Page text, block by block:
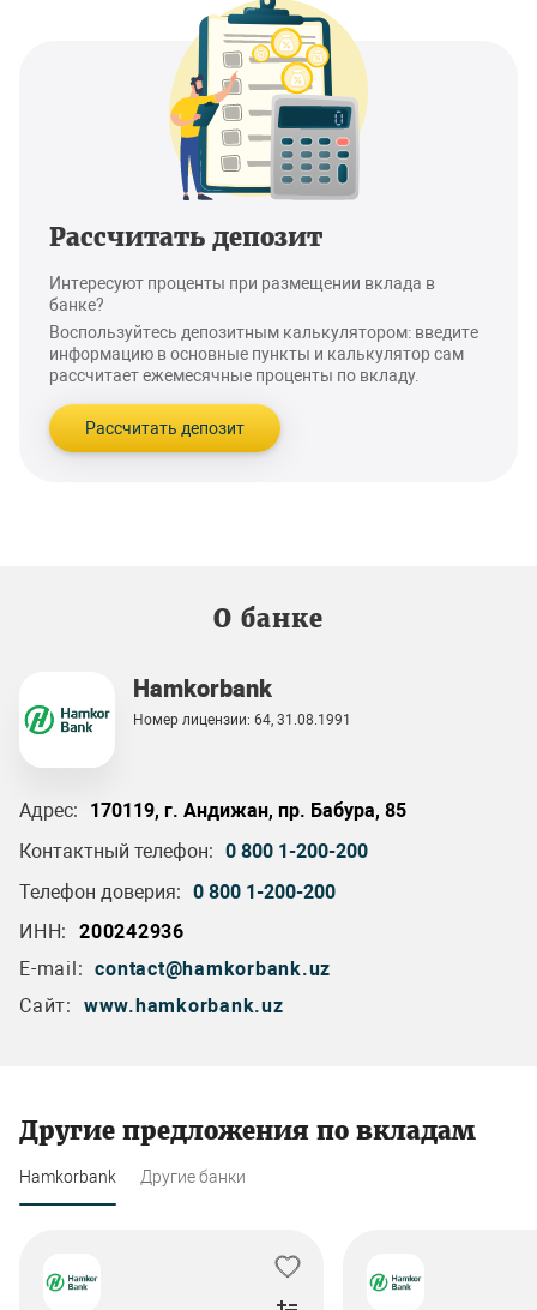
Рассчитать депозит
Интересуют проценты при размещении вклада в
банке?
Воспользуйтесь депозитным калькулятором: введите
информацию в основные пункты и калькулятор сам
рассчитает ежемесячные проценты по вкладу.
Рассчитать депозит
О банке
Hamkorbank
Номер лицензии: 64, 31.08.1991
Адрес:
170119, г. Андижан, пр. Бабура, 85
Контактный телефон: 0 800 1-200-200
Телефон доверия: 0 800 1-200-200
ИНН:
200242936
E-mail: contact@hamkorbank.uz
Сайт:
www.hamkorbank.uz
Другие предложения по вкладам
Hamkorbank Другие банки